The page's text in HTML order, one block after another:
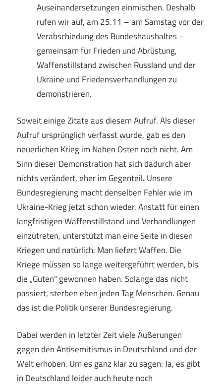
Auseinandersetzungen einmischen. Deshalb
rufen wir auf, am 25.11 – am Samstag vor der
Verabschiedung des Bundeshaushaltes –
gemeinsam für Frieden und Abrüstung,
Waffenstillstand zwischen Russland und der
Ukraine und Friedensverhandlungen zu
demonstrieren.
Soweit einige Zitate aus diesem Aufruf. Als dieser
Aufruf ursprünglich verfasst wurde, gab es den
neuerlichen Krieg im Nahen Osten noch nicht. Am
Sinn dieser Demonstration hat sich dadurch aber
nichts verändert, eher im Gegenteil. Unsere
Bundesregierung macht denselben Fehler wie im
Ukraine-Krieg jetzt schon wieder. Anstatt für einen
langfristigen Waffenstillstand und Verhandlungen
einzutreten, unterstützt man eine Seite in diesen
Kriegen und natürlich: Man liefert Waffen. Die
Kriege müssen so lange weitergeführt werden, bis
die „Guten“ gewonnen haben. Solange das nicht
passiert, sterben eben jeden Tag Menschen. Genau
das ist die Politik unserer Bundesregierung.
Dabei werden in letzter Zeit viele Äußerungen
gegen den Antisemitismus in Deutschland und der
Welt erhoben. Um es ganz klar zu sagen: Ja, es gibt
in Deutschland leider auch heute noch